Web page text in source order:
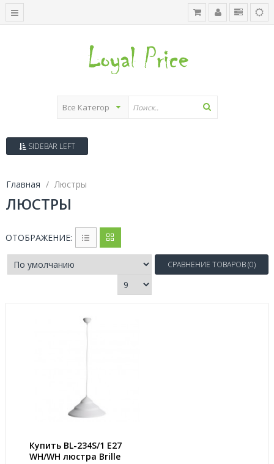
SIDEBAR LEFT
Главная Люстры
ЛЮСТРЫ
ОТОБРАЖЕНИЕ:
СРАВНЕНИЕ ТОВАРОВ (0)
Купить BL-234S/1 E27
WH/WH люстра Brille